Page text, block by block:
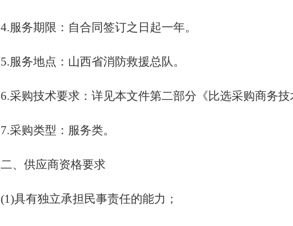
4.服务期限 ：自合同签订之日起一年。
5.服务地点：山西省消防救援总队。
6.采购技术要求：详见本文件第二部分《比选采购商务
7.采购类型：服务类。
二、供应商资格要求
(1)具有独立承担民事责任的能力；